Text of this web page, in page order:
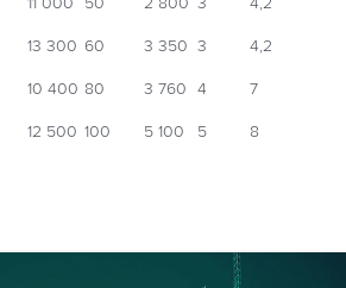
13 300 60 3 350 3
4,2
10 400 80 3 760 4
7
12 500 100 5 100 5 8